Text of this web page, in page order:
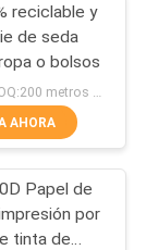
355
reciclable y
de seda
o bolsos
AHORA
Papel de
por
tinta de